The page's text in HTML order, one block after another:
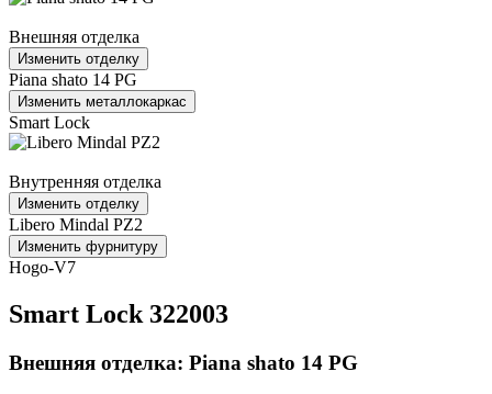
Внешняя отделка
Изменить отделку
Piana shato 14 PG
Изменить металлокаркас
Smart Lock
Внутренняя отделка
Изменить отделку
Libero Mindal PZ2
Изменить фурнитуру
Hogo-V7
Smart Lock 322003
Внешняя отделка: Piana shato 14 PG